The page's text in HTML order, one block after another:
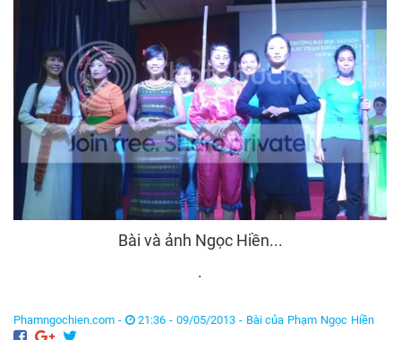
Bài và ảnh Ngọc Hiền...
.
Phamngochien.com - 21:36 - 09/05/2013 - Bài của Phạm Ngọc Hiền